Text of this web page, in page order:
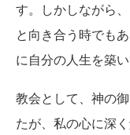
す。しかしながら
と向き合う時でも
に自分の人生を築
教会として、神の
たが、私の心に深